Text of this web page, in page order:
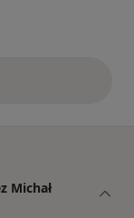
Michał